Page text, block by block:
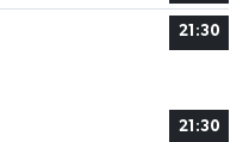
21:30
21:30